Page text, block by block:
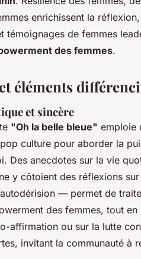
enrichissent la
témoignages de femmes
des femmes.
éléments
et sincère
"Oh la belle bleue" emploie
culture pour aborder la
Des anecdotes sur la vie
y côtoient des réflexions
— permet de
des femmes, tout
affirmation ou sur la lutte
invitant la communauté à